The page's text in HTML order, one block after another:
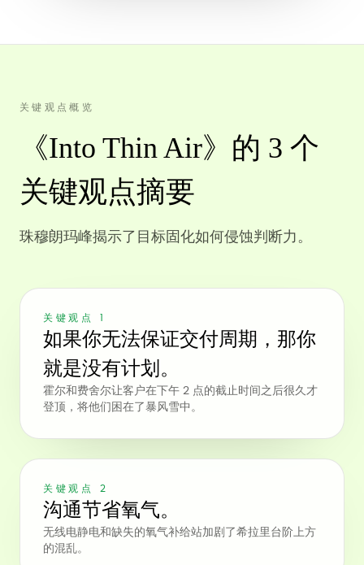
关键观点概览
《Into Thin Air》的 3 个
关键观点摘要
珠穆朗玛峰揭示了目标固化如何侵蚀判断力。
关键观点 1
如果你无法保证交付周期，那你
就是没有计划。
霍尔和费舍尔让客户在下午 2 点的截止时间之后很久才
登顶，将他们困在了暴风雪中。
关键观点 2
沟通节省氧气。
无线电静电和缺失的氧气补给站加剧了希拉里台阶上方
的混乱。